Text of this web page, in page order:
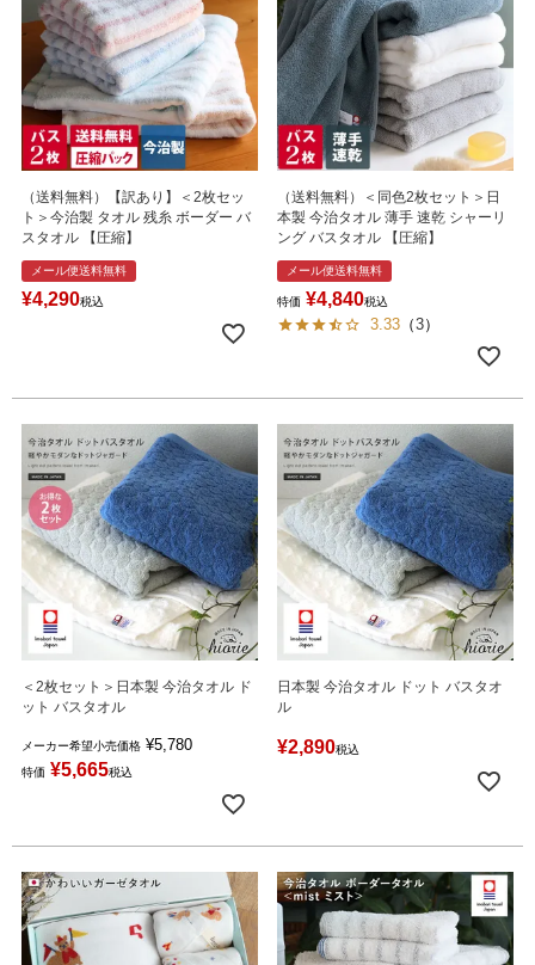
（送料無料）【訳あり】＜2枚セッ
ト＞今治製 タオル 残糸 ボーダー バ
スタオル 【圧縮】
メール便送料無料
¥4,290税込
（送料無料）＜同色2枚セット＞日
本製 今治タオル 薄手 速乾 シャーリ
ング バスタオル 【圧縮】
メール便送料無料
特価 ¥4,840税込
3.33 （3）
＜2枚セット＞日本製 今治タオル ド
ット バスタオル
メーカー希望小売価格 ¥5,780
特価 ¥5,665税込
日本製 今治タオル ドット バスタオ
ル
¥2,890税込